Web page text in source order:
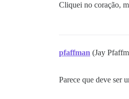
Cliquei no coração,
pfaffman (Jay
Parece que deve ser